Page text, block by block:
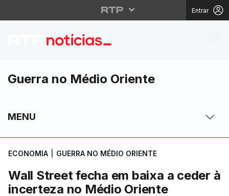
Entrar
Wall Street fecha em
Guerra no Médio Oriente
MENU
ECONOMIA GUERRA NO MÉDIO ORIENTE
Wall Street fecha em baixa a ceder à
incerteza no Médio Oriente